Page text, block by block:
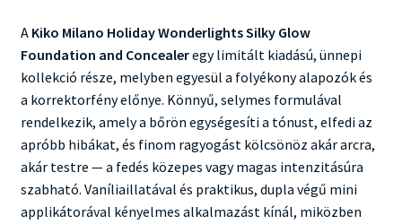
A Kiko Milano Holiday Wonderlights Silky Glow
Foundation and Concealeregy limitált kiadású, ünnepi
kollekció része, melyben egyesül a folyékony alapozók és
a korrektorfény előnye. Könnyű, selymes formulával
rendelkezik, amely a bőrön egységesíti a tónust, elfedi az
apróbb hibákat, és finom ragyogást kölcsönöz akár arcra,
akár testre — a fedés közepes vagy magas intenzitásúra
szabható. Vaníliaillatával és praktikus, dupla végű mini
applikátorával kényelmes alkalmazást kínál, miközben